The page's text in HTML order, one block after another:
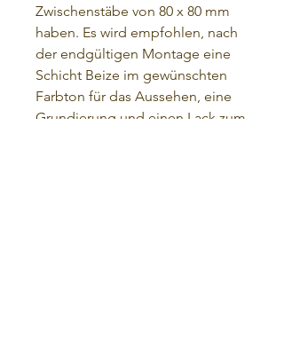
Zwischenstäbe von 80 x 80 mm
haben. Es wird empfohlen, nach
der endgültigen Montage eine
Schicht Beize im gewünschten
Farbton für das Aussehen, eine
Grundierung und einen Lack zum